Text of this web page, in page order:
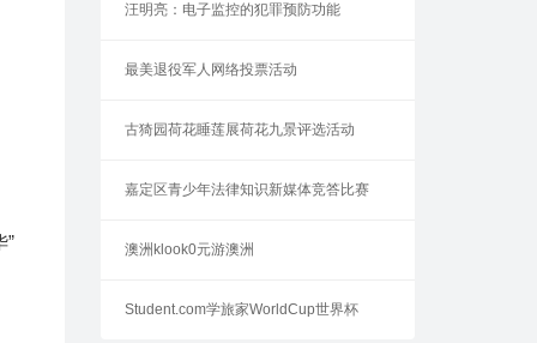
”
汪明亮：电子监控的犯罪预防功能
最美退役军人网络投票活动
古猗园荷花睡莲展荷花九景评选活动
嘉定区青少年法律知识新媒体竞答比赛
澳洲klook0元游澳洲
Student.com学旅家WorldCup世界杯